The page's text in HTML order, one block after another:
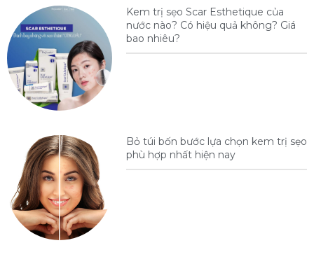
Kem trị sẹo Scar Esthetique của
nước nào? Có hiệu quả không? Giá
bao nhiêu?
Bỏ túi bốn bước lựa chọn kem trị sẹo
phù hợp nhất hiện nay